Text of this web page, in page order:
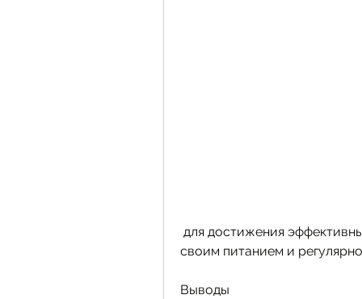
своим питанием и
Выводы